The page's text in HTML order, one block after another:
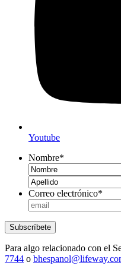
Youtube
Nombre*
Correo electrónico*
Subscríbete
Para algo relacionado con el
7744 o